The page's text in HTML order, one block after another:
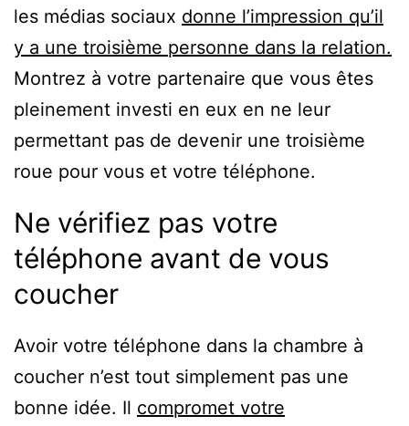
les médias sociaux donne l’impression qu’il
y a une troisième personne dans la relation.
Montrez à votre partenaire que vous êtes
pleinement investi en eux en ne leur
permettant pas de devenir une troisième
roue pour vous et votre téléphone.
Ne vérifiez pas votre
téléphone avant de vous
coucher
Avoir votre téléphone dans la chambre à
coucher n’est tout simplement pas une
bonne idée. Il compromet votre